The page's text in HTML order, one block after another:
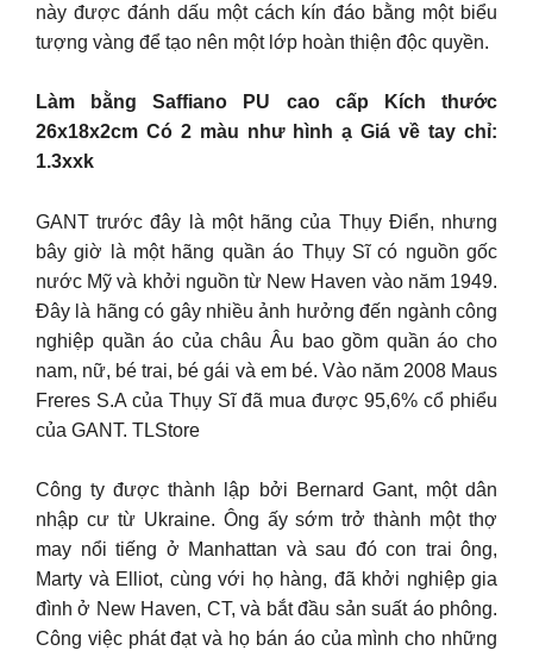
này được đánh dấu một cách kín đáo bằng một biểu
tượng vàng để tạo nên một lớp hoàn thiện độc quyền.
Làm bằng Saffiano PU cao cấp Kích thước
26x18x2cm Có 2 màu như hình ạ Giá về tay chỉ:
1.3xxk
GANT trước đây là một hãng của Thụy Điển, nhưng
bây giờ là một hãng quần áo Thụy Sĩ có nguồn gốc
nước Mỹ và khởi nguồn từ New Haven vào năm 1949.
Đây là hãng có gây nhiều ảnh hưởng đến ngành công
nghiệp quần áo của châu Âu bao gồm quần áo cho
nam, nữ, bé trai, bé gái và em bé. Vào năm 2008 Maus
Freres S.A của Thụy Sĩ đã mua được 95,6% cổ phiểu
của GANT. TLStore
Công ty được thành lập bởi Bernard Gant, một dân
nhập cư từ Ukraine. Ông ấy sớm trở thành một thợ
may nổi tiếng ở Manhattan và sau đó con trai ông,
Marty và Elliot, cùng với họ hàng, đã khởi nghiệp gia
đình ở New Haven, CT, và bắt đầu sản suất áo phông.
Công việc phát đạt và họ bán áo của mình cho những